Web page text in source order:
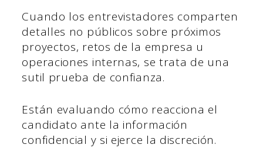
Cuando los entrevistadores comparten
detalles no públicos sobre próximos
proyectos, retos de la empresa u
operaciones internas, se trata de una
sutil prueba de confianza.
Están evaluando cómo reacciona el
candidato ante la información
confidencial y si ejerce la discreción.